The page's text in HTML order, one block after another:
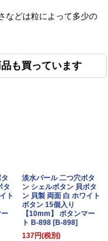
などは粒によって多少の
も買っています
タ
ト
ー
淡水パール 二つ穴ボタ
ン シェルボタン 貝ボタ
ン 貝製 両面 白 ホワイト
ボタン 15個入り
【10mm】 ボタンマー
ト B-898 [B-898]
137円(税別)